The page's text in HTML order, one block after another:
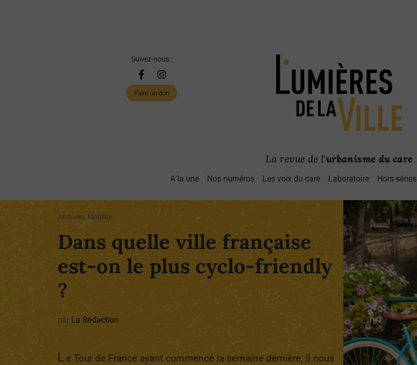
Suivez-nous :
Faire un don
La revue de l'urbanisme du care
A la une Nos numéros Les voix du care Laboratoire Hors-séries
Archives, Mobilité
Dans quelle ville française
est-on le plus cyclo-friendly
?
par La Rédaction
L e Tour de France ayant commencé la semaine dernière, il nous